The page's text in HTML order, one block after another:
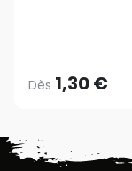
Dès 1,30 €